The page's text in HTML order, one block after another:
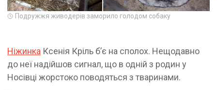
Подружжя живодерів заморило голодом собаку
Ніжинка Ксенія Кріль бʼє на сполох. Нещодавно
до неї надійшов сигнал, що в одній з родин у
Носівці жорстоко поводяться з тваринами.